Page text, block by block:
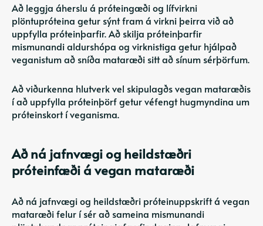
Að leggja áherslu á próteingæði og lífvirkni
plöntupróteina getur sýnt fram á virkni þeirra við að
uppfylla próteinþarfir. Að skilja próteinþarfir
mismunandi aldurshópa og virknistiga getur hjálpað
veganistum að sníða mataræði sitt að sínum sérþörfum.
Að viðurkenna hlutverk vel skipulagðs vegan mataræðis
í að uppfylla próteinþörf getur véfengt hugmyndina um
próteinskort í veganisma.
Að ná jafnvægi og heildstæðri
próteinfæði á vegan mataræði
Að ná jafnvægi og heildstæðri próteinuppskrift á vegan
mataræði felur í sér að sameina mismunandi